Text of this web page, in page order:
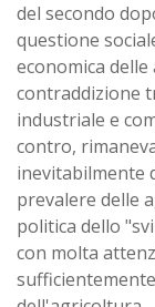
del secondo
questione
economica
contraddizione
industriale e
contro,
inevitabilmente
prevalere delle
politica dello
con molta